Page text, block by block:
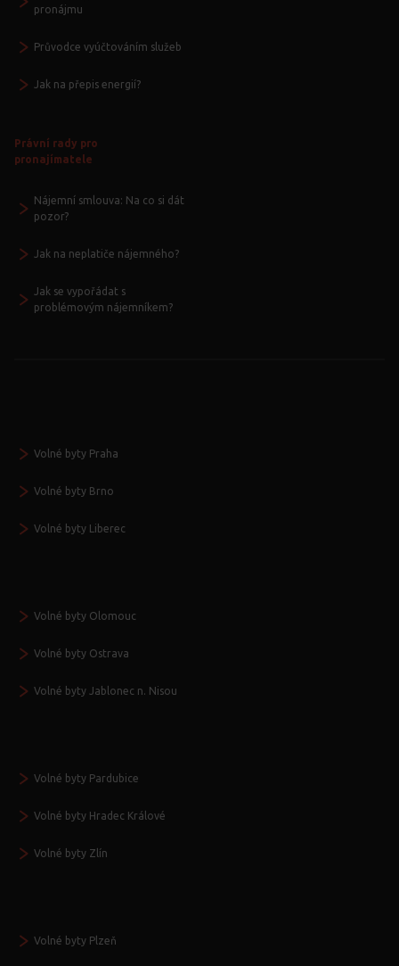
pronájmu
Průvodce vyúčtováním služeb
Jak na přepis energií?
Právní rady pro
pronajímatele
Nájemní smlouva: Na co si dát
pozor?
Jak na neplatiče nájemného?
Jak se vypořádat s
problémovým nájemníkem?
Volné byty Praha
Volné byty Brno
Volné byty Liberec
Volné byty Olomouc
Volné byty Ostrava
Volné byty Jablonec n. Nisou
Volné byty Pardubice
Volné byty Hradec Králové
Volné byty Zlín
Volné byty Plzeň